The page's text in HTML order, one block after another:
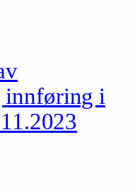
innføring i